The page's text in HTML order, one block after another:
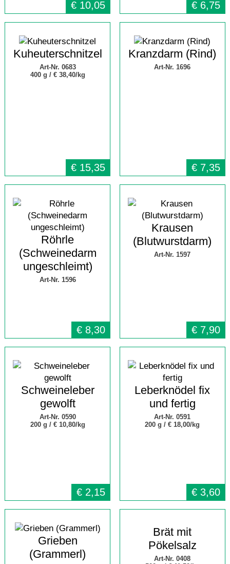
€ 10,05 € 6,75
Kuheuterschnitzel
Art-Nr. 0683
400 g / € 38,40/kg
€ 15,35
Kranzdarm (Rind)
Art-Nr. 1696
€ 7,35
Röhrle
(Schweinedarm
ungeschleimt)
Art-Nr. 1596
€ 8,30
Krausen
(Blutwurstdarm)
Art-Nr. 1597
€ 7,90
Schweineleber
gewolft
Art-Nr. 0590
200 g / € 10,80/kg
€ 2,15
Leberknödel fix
und fertig
Art-Nr. 0591
200 g /€ 18,00/kg
€ 3,60
Grieben
(Grammerl)
Brät mit
Pökelsalz
Art-Nr. 0408